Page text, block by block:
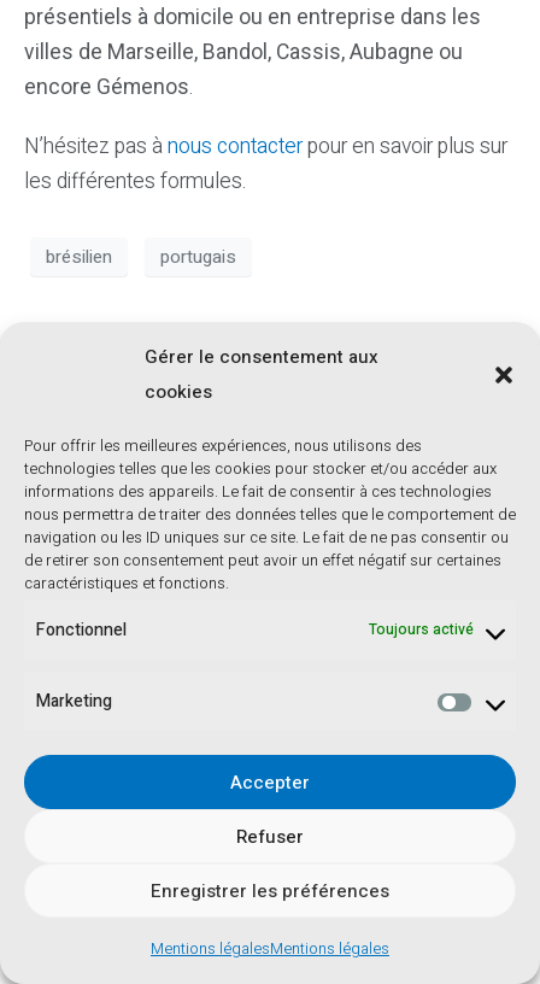
Gérer le consentement aux
cookies
Pour offrir les meilleures expériences, nous utilisons des
technologies telles que les cookies pour stocker et/ou accéder aux
informations des appareils. Le fait de consentir à ces technologies
nous permettra de traiter des données telles que le comportement de
navigation ou les ID uniques sur ce site. Le fait de ne pas consentir ou
de retirer son consentement peut avoir un effet négatif sur certaines
caractéristiques et fonctions.
Fonctionnel Toujours activé
Marketing
Accepter
Refuser
Enregistrer les préférences
Mentions légalesMentions légales
présentiels à domicile ou en entreprise dans les
villes de Marseille, Bandol, Cassis, Aubagne ou
encore Gémenos.
N’hésitez pas ànous contacterpour en savoir plus sur
les différentes formules.
brésilien portugais
Pourquoi apprendre le
portugais ?